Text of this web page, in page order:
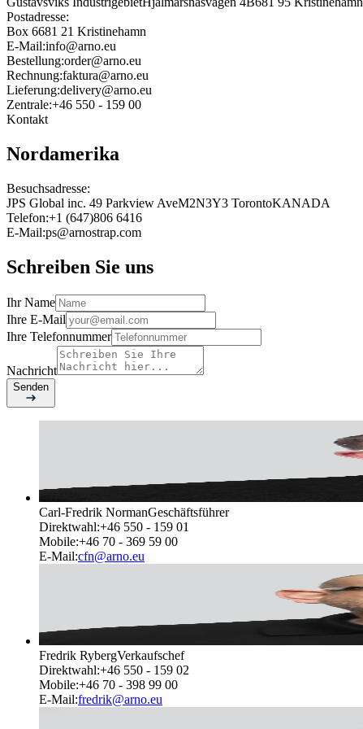
Postadresse:
Box 6681 21 Kristinehamn
E-Mail:info@arno.eu
Bestellung:order@arno.eu
Rechnung:faktura@arno.eu
Lieferung:delivery@arno.eu
Zentrale:+46 550 - 159 00
Kontakt
Nordamerika
Besuchsadresse:
JPS Global inc. 49 Parkview AveM2N3Y3 TorontoKANADA
Telefon:+1 (647)806 6416
E-Mail:ps@arnostrap.com
Schreiben Sie uns
Ihr Name
Ihre E-Mail
Ihre Telefonnummer
Nachricht
Senden
Carl-Fredrik NormanGeschäftsführer
Direktwahl:+46 550 - 159 01
Mobile:+46 70 - 369 59 00
E-Mail:cfn@arno.eu
Fredrik RybergVerkaufschef
Direktwahl:+46 550 - 159 02
Mobile:+46 70 - 398 99 00
E-Mail:fredrik@arno.eu